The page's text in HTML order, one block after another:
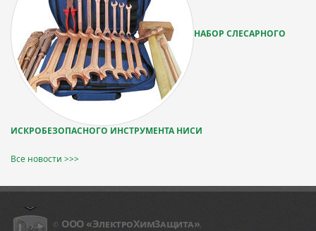
НАБОР СЛЕСАРНОГО
ИСКРОБЕЗОПАСНОГО ИНСТРУМЕНТА НИСИ
Все новости >>>
© ООО «ЭлeктpoXим3aщитa»,